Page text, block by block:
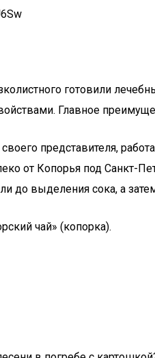
готовили
Главное
представителя,
от Копорья под Санкт-
до выделения сока, а
чай» (копорка).